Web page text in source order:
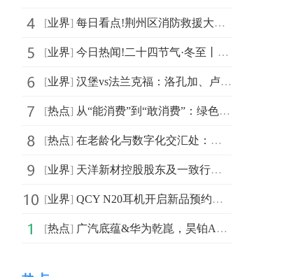
[业界] 每日看点!荆州区消防救援大队积极开展消防执法回访工作
[业界] 今日热闻!二十四节气·冬至丨冬至已到，接下来的湖南是这样的……
[业界] 汉堡vs法兰克福：洛孔加、卢卡-武什科维奇首发，堂安律、达胡德出战 今日热门
[热点] 从“能消费”到“敢消费”：绿色积分如何激活2100万会员市场
[热点] 在老龄化与数字化交汇处：我店数科的责任与行动
[业界] 天洋新材控股股东及一致行动人合计质押3028.72万股-今日视点
[业界] QCY N20耳机开启新品预约，129元享大动圈与50dB降噪
[热点] 广汽底蕴&华为乾崑，昊铂A800智慧旗舰轿车，盲订已开启